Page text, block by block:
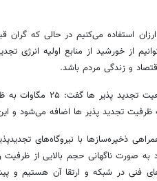
ارزان استفاده می‌کنیم در حالی که
از خورشید از منابع اولیه انرژی
و زندگی مردم باشد.
وزیر نیرو در رابطه
ذخیره‌سازها با نیروگاه‌های
به صورت ناگهانی حجم بالایی از ظرفیت
فنی در شبکه و ارتقا آن هستیم و